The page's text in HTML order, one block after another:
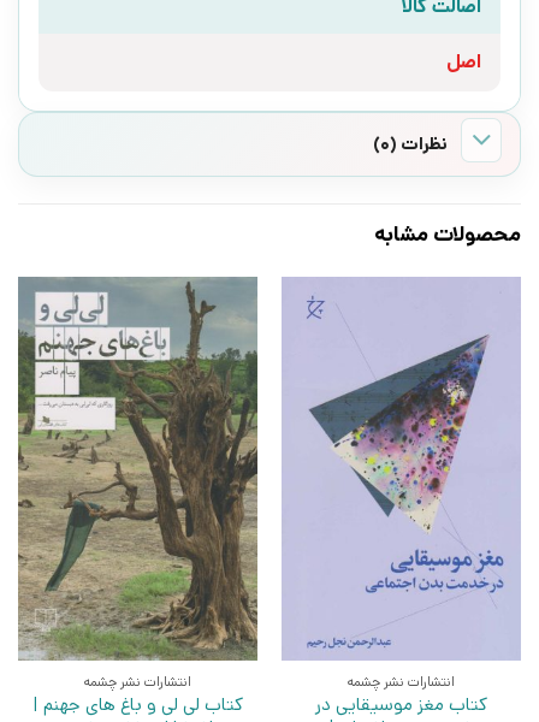
اصالت کالا
اصل
نظرات (0)
محصولات مشابه
انتشارات نشر چشمه
کتاب مغز موسیقایی در
انتشارات نشر چشمه
کتاب لی لی و باغ های جهنم |